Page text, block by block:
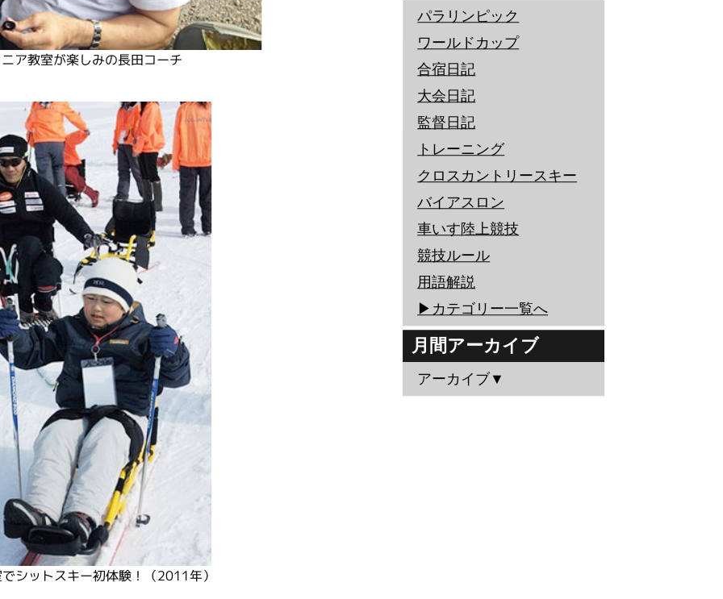
ア教室が楽しみの長田コーチ
シットスキー初体験！（2011年）
パラリンピック
ワールドカップ
合宿日記
大会日記
監督日記
トレーニング
クロスカントリースキー
バイアスロン
車いす陸上競技
競技ルール
用語解説
▶︎カテゴリー一覧へ
月間アーカイブ
アーカイブ▼